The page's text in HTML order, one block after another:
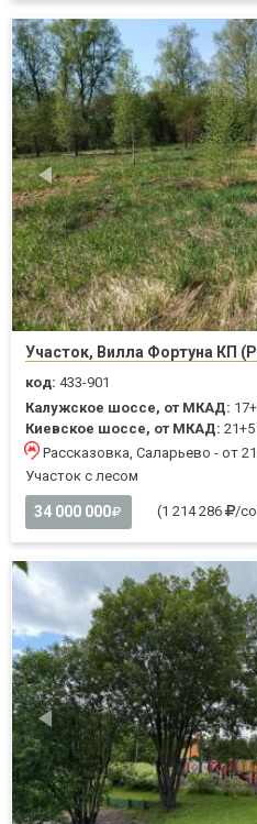
Участок, Вилла Фортуна КП
код: 433-901
Калужское шоссе, от МКАД:
Киевское шоссе, от МКАД:
Рассказовка, Саларьево - от
Участок с лесом
34 000 000 (1 214 286 /